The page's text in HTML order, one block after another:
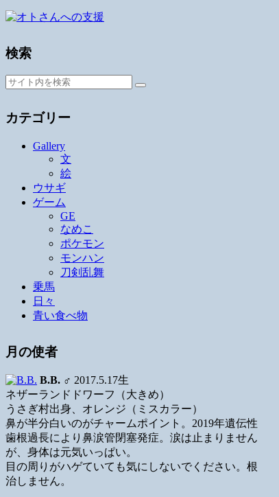
検索
カテゴリー
Gallery
文
絵
ウサギ
ゲーム
GE
なめこ
ポケモン
モンハン
刀剣乱舞
乗馬
日々
青い食べ物
月の使者
B.B. ♂ 2017.5.17生
ネザーランドドワーフ（大きめ）
うさぎ村出身、オレンジ（ミスカラー）
鼻が半分白いのがチャームポイント。2019年遺伝性
歯根過長により鼻涙管閉塞発症。涙は止まりません
が、身体は元気いっぱい。
目の周りがハゲていても気にしないでください。根
治しません。